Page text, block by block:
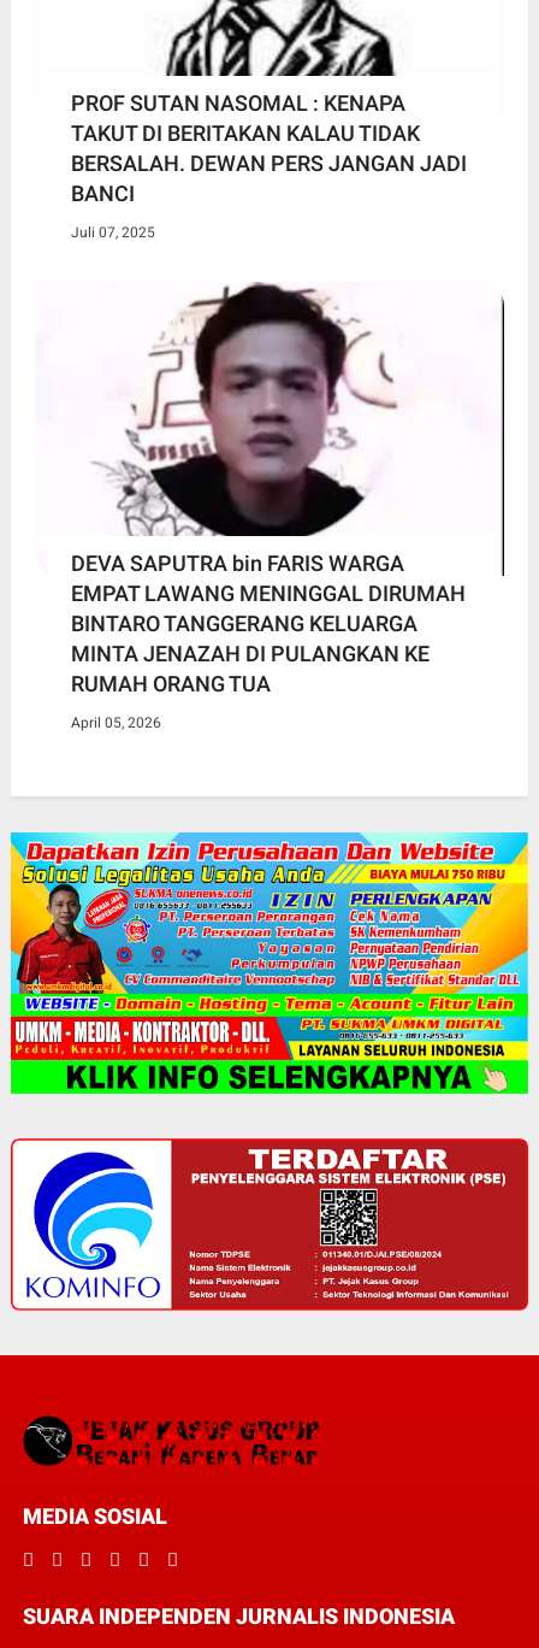
PROF SUTAN NASOMAL : KENAPA
TAKUT DI BERITAKAN KALAU TIDAK
BERSALAH. DEWAN PERS JANGAN JADI
BANCI
Juli 07, 2025
DEVA SAPUTRA bin FARIS WARGA
EMPAT LAWANG MENINGGAL DIRUMAH
BINTARO TANGGERANG KELUARGA
MINTA JENAZAH DI PULANGKAN KE
RUMAH ORANG TUA
April 05, 2026
MEDIA SOSIAL
SUARA INDEPENDEN JURNALIS INDONESIA